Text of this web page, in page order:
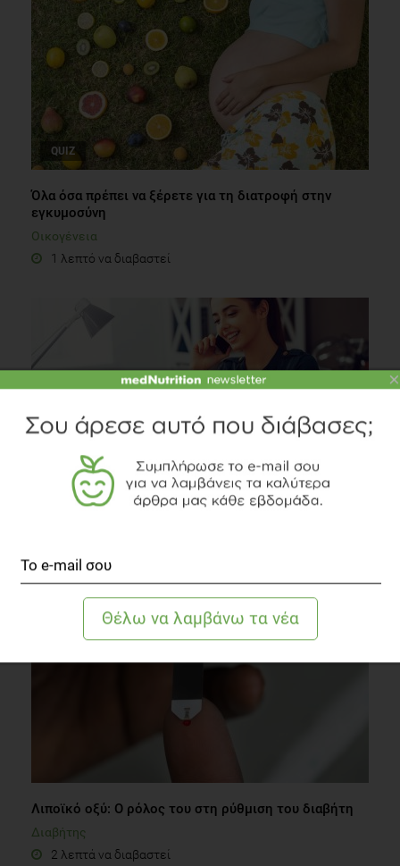
QUIZ
Όλα όσα πρέπει να ξέρετε για τη διατροφή στην
εγκυμοσύνη
Οικογένεια
1 λεπτό να διαβαστεί
Αυξήστε την απόδοσή σας στη δουλειά επιλέγοντας
1 λεπτό να διαβαστεί
Λιποϊκό οξύ: Ο ρόλος του στη ρύθμιση του διαβήτη
Διαβήτης
2 λεπτά να διαβαστεί
×